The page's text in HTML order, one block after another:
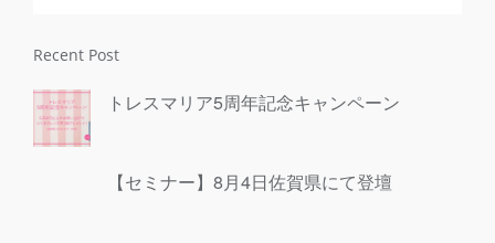
Recent Post
トレスマリア5周年記念キャンペーン
【セミナー】8月4日佐賀県にて登壇